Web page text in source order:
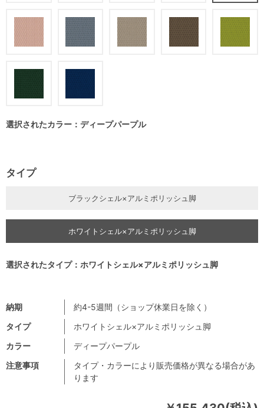
注意事項
タイプ・カラーにより販売価格が異なる場合があ
ります
納期
約4-5週間（ショップ休業日を除く）
タイプ
ホワイトシェル×アルミポリッシュ脚
カラー
ディープパープル
選択されたカラー：ディープパープル
タイプ
ブラックシェル×アルミポリッシュ脚
ホワイトシェル×アルミポリッシュ脚
選択されたタイプ：ホワイトシェル×アルミポリッシュ脚